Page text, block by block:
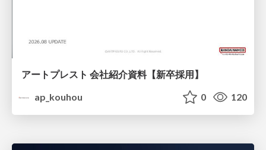
アートプレスト 会社紹介資料【新卒採用】
ap_kouhou
0 120